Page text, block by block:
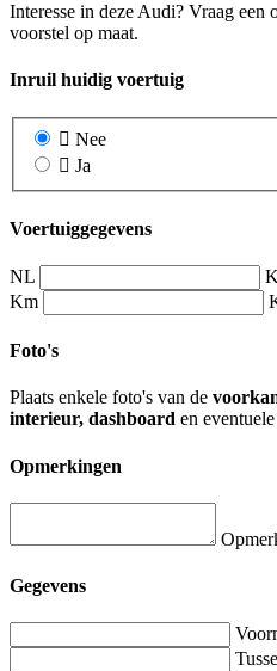
Interesse in deze Audi? Vraag een
voorstel op maat.
Inruil huidig voertuig
Nee
Ja
Voertuiggegevens
NL
Km
Foto's
Plaats enkele foto's van de
interieur, dashboard en eventuele
Opmerkingen
Gegevens